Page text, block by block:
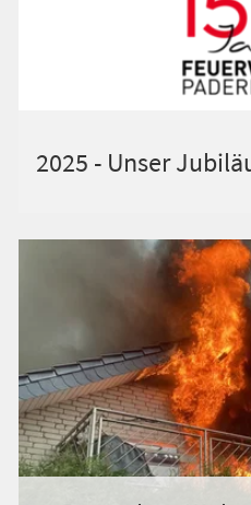
2025 - Unser